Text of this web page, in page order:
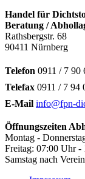
Handel für
Beratung /
Rathsbergstr. 68
90411 Nürnberg
Telefon 0911 / 7 90
Telefax 0911 / 7 94
E-Mail info@fpn-
Öffnungszeiten
Montag -
Freitag: 07:00 Uhr -
Samstag nach